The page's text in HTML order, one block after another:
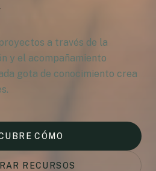
a través de la
y el acompañamiento
gota de conocimiento crea
CÓMO
RECURSOS